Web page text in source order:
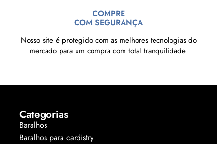
COMPRE
COM SEGURANÇA
Nosso site é protegido com as melhores tecnologias do
mercado para um compra com total tranquilidade.
Categorias
Baralhos
Baralhos para cardistry